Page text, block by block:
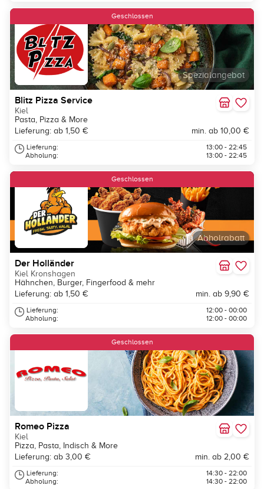
Spezialangebot
Geschlossen
Blitz Pizza Service
Kiel
Pasta, Pizza & More
Lieferung: ab 1,50 €
min. ab 10,00 €
Lieferung:
Abholung:
13:00 - 22:45
13:00 - 22:45
Abholrabatt
Geschlossen
Der Holländer
Kiel Kronshagen
Hähnchen, Burger, Fingerfood & mehr
Lieferung: ab 1,50 €
min. ab 9,90 €
Lieferung:
Abholung:
12:00 - 00:00
12:00 - 00:00
Geschlossen
Romeo Pizza
Kiel
Pizza, Pasta, Indisch & More
Lieferung: ab 3,00 €
min. ab 2,00 €
Lieferung:
Abholung:
14:30 - 22:00
14:30 - 22:00